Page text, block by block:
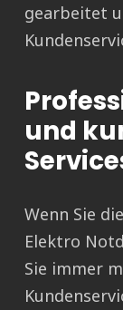
gearbeitet
und
Wenn Sie
Elektro
Sie immer